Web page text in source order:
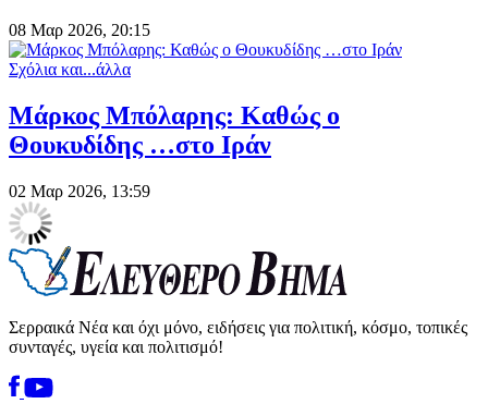
08 Μαρ 2026, 20:15
Σχόλια και...άλλα
Μάρκος Μπόλαρης: Καθώς ο
Θουκυδίδης …στο Ιράν
02 Μαρ 2026, 13:59
Σερραικά Νέα και όχι μόνο, ειδήσεις για πολιτική, κόσμο, τοπικές
συνταγές, υγεία και πολιτισμό!